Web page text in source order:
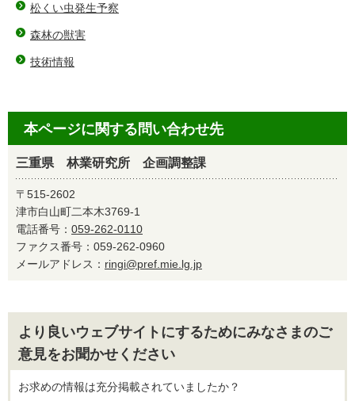
松くい虫発生予察
森林の獣害
技術情報
本ページに関する問い合わせ先
三重県 林業研究所 企画調整課
〒515-2602
津市白山町二本木3769-1
電話番号： 059-262-0110
ファクス番号：059-262-0960
メールアドレス： ringi@pref.mie.lg.jp
より良いウェブサイトにするためにみなさまのご
意見をお聞かせください
お求めの情報は充分掲載されていましたか？